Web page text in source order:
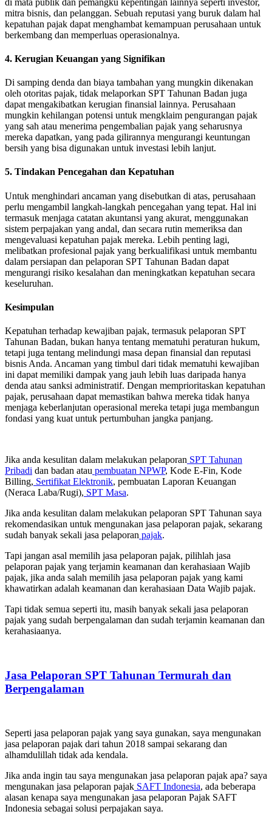
mitra bisnis, dan pelanggan. Sebuah reputasi yang buruk dalam hal
kepatuhan pajak dapat menghambat kemampuan perusahaan untuk
berkembang dan memperluas operasionalnya.
4. Kerugian Keuangan yang Signifikan
Di samping denda dan biaya tambahan yang mungkin dikenakan
oleh otoritas pajak, tidak melaporkan SPT Tahunan Badan juga
dapat mengakibatkan kerugian finansial lainnya. Perusahaan
mungkin kehilangan potensi untuk mengklaim pengurangan pajak
yang sah atau menerima pengembalian pajak yang seharusnya
mereka dapatkan, yang pada gilirannya mengurangi keuntungan
bersih yang bisa digunakan untuk investasi lebih lanjut.
5. Tindakan Pencegahan dan Kepatuhan
Untuk menghindari ancaman yang disebutkan di atas, perusahaan
perlu mengambil langkah-langkah pencegahan yang tepat. Hal ini
termasuk menjaga catatan akuntansi yang akurat, menggunakan
sistem perpajakan yang andal, dan secara rutin memeriksa dan
mengevaluasi kepatuhan pajak mereka. Lebih penting lagi,
melibatkan profesional pajak yang berkualifikasi untuk membantu
dalam persiapan dan pelaporan SPT Tahunan Badan dapat
mengurangi risiko kesalahan dan meningkatkan kepatuhan secara
keseluruhan.
Kesimpulan
Kepatuhan terhadap kewajiban pajak, termasuk pelaporan SPT
Tahunan Badan, bukan hanya tentang mematuhi peraturan hukum,
tetapi juga tentang melindungi masa depan finansial dan reputasi
bisnis Anda. Ancaman yang timbul dari tidak mematuhi kewajiban
ini dapat memiliki dampak yang jauh lebih luas daripada hanya
denda atau sanksi administratif. Dengan memprioritaskan kepatuhan
pajak, perusahaan dapat memastikan bahwa mereka tidak hanya
menjaga keberlanjutan operasional mereka tetapi juga membangun
fondasi yang kuat untuk pertumbuhan jangka panjang.
Jika anda kesulitan dalam melakukan pelaporan SPT Tahunan
Pribadi dan badan atau pembuatan NPWP, Kode E-Fin, Kode
Billing, Sertifikat Elektronik, pembuatan Laporan Keuangan
(Neraca Laba/Rugi), SPT Masa.
Jika anda kesulitan dalam melakukan pelaporan SPT Tahunan saya
rekomendasikan untuk mengunakan jasa pelaporan pajak, sekarang
sudah banyak sekali jasa pelaporan pajak.
Tapi jangan asal memilih jasa pelaporan pajak, pilihlah jasa
pelaporan pajak yang terjamin keamanan dan kerahasiaan Wajib
pajak, jika anda salah memilih jasa pelaporan pajak yang kami
khawatirkan adalah keamanan dan kerahasiaan Data Wajib pajak.
Tapi tidak semua seperti itu, masih banyak sekali jasa pelaporan
pajak yang sudah berpengalaman dan sudah terjamin keamanan dan
kerahasiaanya.
Jasa Pelaporan SPT Tahunan Termurah dan
Berpengalaman
Seperti jasa pelaporan pajak yang saya gunakan, saya mengunakan
jasa pelaporan pajak dari tahun 2018 sampai sekarang dan
alhamdulillah tidak ada kendala.
Jika anda ingin tau saya mengunakan jasa pelaporan pajak apa? saya
mengunakan jasa pelaporan pajak SAFT Indonesia, ada beberapa
alasan kenapa saya mengunakan jasa pelaporan Pajak SAFT
Indonesia sebagai solusi perpajakan saya.